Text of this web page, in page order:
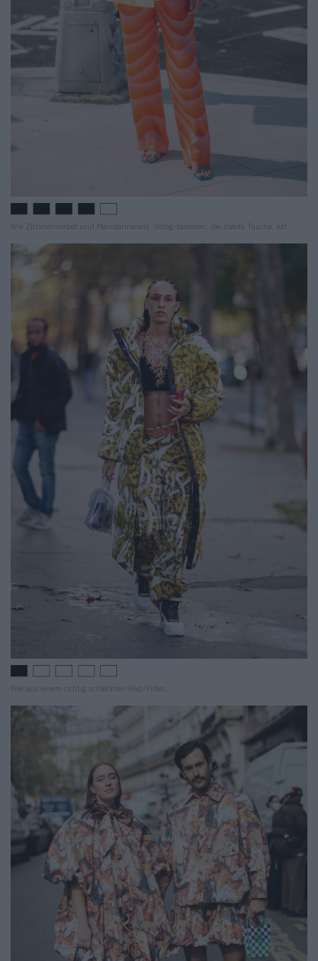
Wie Zitronensorbet und Mandarineneis. Völlig daneben: die zweite Tasche, wtf…
Wie aus einem richtig schlechten Rap-Video…